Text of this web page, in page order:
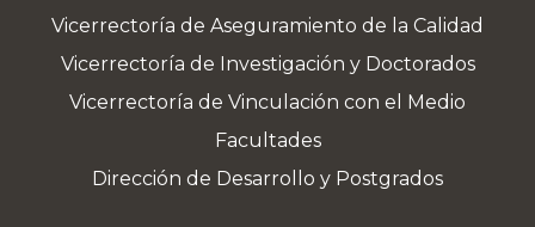
Vicerrectoría de Aseguramiento de la Calidad
Vicerrectoría de Investigación y Doctorados
Vicerrectoría de Vinculación con el Medio
Facultades
Dirección de Desarrollo y Postgrados